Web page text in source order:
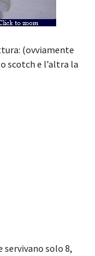
(ovviamente
scotch e l’altra la
servivano solo 8,